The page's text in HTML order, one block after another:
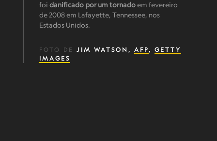
foi danificado por um tornadoem fevereiro
de 2008 em Lafayette, Tennessee, nos
Estados Unidos.
FOTO DE JIM WATSON, AFP, GETTY
IMAGES